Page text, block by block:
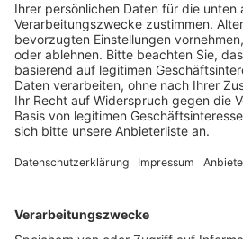
Kitas.
Veröffentlicht:Sonntag, 18.04.2021
Anzeige
Auch das Alkohol- und
heißt es von der Stadt.
Inzidenzwerte in Wesseling von